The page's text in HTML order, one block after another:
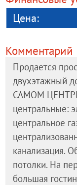
Цена:
Комментарий
Продается
двухэтажный
САМОМ
центральные:
центральное
канализация.
потолки. На
большая